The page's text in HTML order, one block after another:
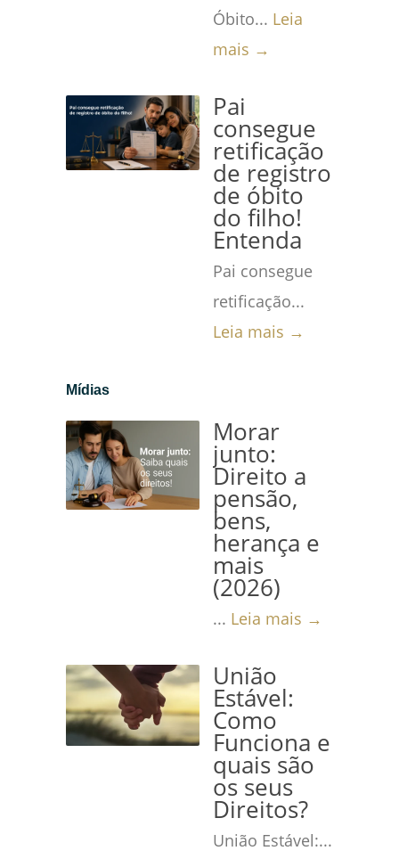
Óbito... Leia
mais →
Pai
consegue
retificação
de registro
de óbito
do filho!
Entenda
Pai consegue
retificação...
Leia mais →
Mídias
Morar
junto:
Direito a
pensão,
bens,
herança e
mais
(2026)
... Leia mais →
União
Estável:
Como
Funciona e
quais são
os seus
Direitos?
União Estável:...